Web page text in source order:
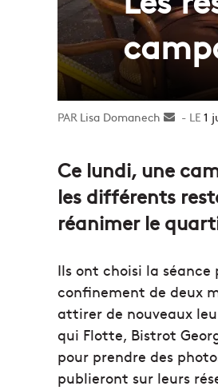
Lisa Domanech
Envoyer
1
Ce lundi, une
les différents
réanimer le
Ils ont choisi la
confinement de deux
attirer de nouveaux
qui Flotte, Bistrot
pour prendre des
publieront sur leurs